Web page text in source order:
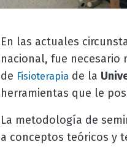
En las actuales
nacional, fue necesario
de Fisioterapiade la
herramientas que le
La metodología de
a conceptos teóricos y